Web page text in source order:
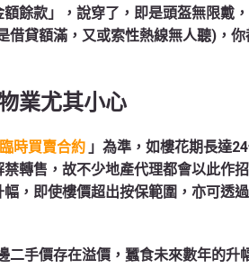
餘款」，說穿了，即是頭盔無限戴
借貸額滿，又或索性熱線無人聽)，
業尤其小心
臨時買賣合約 」為準，如樓花期長達
轉售，故不少地產代理都會以此作
，即使樓價超出按保範圍，亦可透
二手價存在溢價，蠶食未來數年的升